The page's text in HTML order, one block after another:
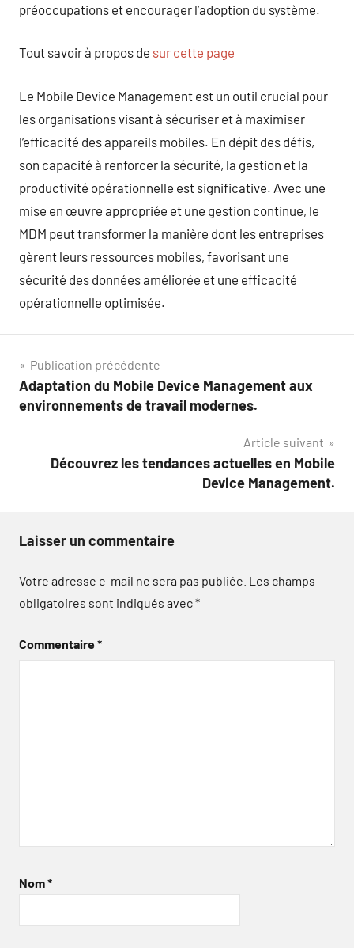
préoccupations et encourager l’adoption du système.
Tout savoir à propos de sur cette page
Le Mobile Device Management est un outil crucial pour
les organisations visant à sécuriser et à maximiser
l’efficacité des appareils mobiles. En dépit des défis,
son capacité à renforcer la sécurité, la gestion et la
productivité opérationnelle est significative. Avec une
mise en œuvre appropriée et une gestion continue, le
MDM peut transformer la manière dont les entreprises
gèrent leurs ressources mobiles, favorisant une
sécurité des données améliorée et une efficacité
opérationnelle optimisée.
Navigation
de
Publication précédente
Adaptation du Mobile Device Management aux
environnements de travail modernes.
Article suivant
Découvrez les tendances actuelles en Mobile
Device Management.
Laisser un commentaire
Votre adresse e-mail ne sera pas publiée. Les champs
obligatoires sont indiqués avec*
Commentaire*
Nom*